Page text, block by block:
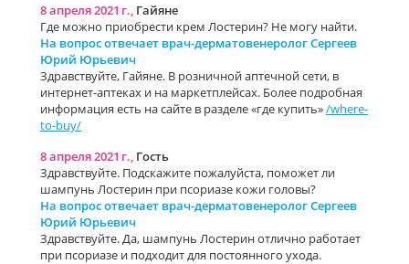
8 апреля 2021 г., Гайяне
Где можно приобрести крем Лостерин? Не могу найти.
На вопрос отвечает врач-дерматовенеролог Сергеев
Юрий Юрьевич
Здравствуйте, Гайяне. В розничной аптечной сети, в
интернет-аптеках и на маркетплейсах. Более подробная
информация есть на сайте в разделе «где купить»/where-
to-buy/
8 апреля 2021 г., Гость
Здравствуйте. Подскажите пожалуйста, поможет ли
шампунь Лостерин при псориазе кожи головы?
На вопрос отвечает врач-дерматовенеролог Сергеев
Юрий Юрьевич
Здравствуйте. Да, шампунь Лостерин отлично работает
при псориазе и подходит для постоянного ухода.